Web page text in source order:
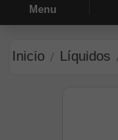
Menu
Inicio Líquidos